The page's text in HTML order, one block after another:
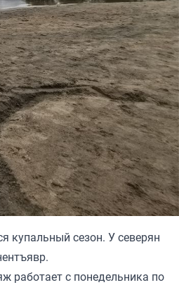
купальный сезон. У северян
работает с понедельника по